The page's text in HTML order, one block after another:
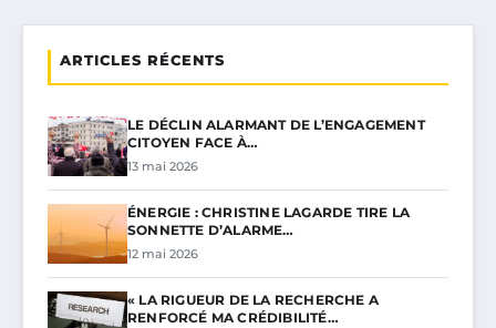
ARTICLES RÉCENTS
LE DÉCLIN ALARMANT DE L’ENGAGEMENT
CITOYEN FACE À…
13 mai 2026
ÉNERGIE : CHRISTINE LAGARDE TIRE LA
SONNETTE D’ALARME…
12 mai 2026
« LA RIGUEUR DE LA RECHERCHE A
RENFORCÉ MA CRÉDIBILITÉ…